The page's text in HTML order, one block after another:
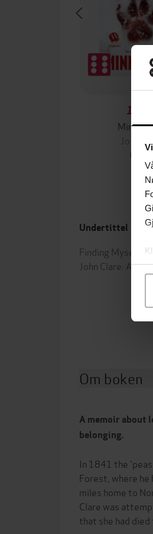
199,-
EBOK
Undertittel
Finding Myself
John Clare: A
Om boken
A memoir about
belonging.
In 1841 the
Forest, where
miles home to
Clare was
that she had